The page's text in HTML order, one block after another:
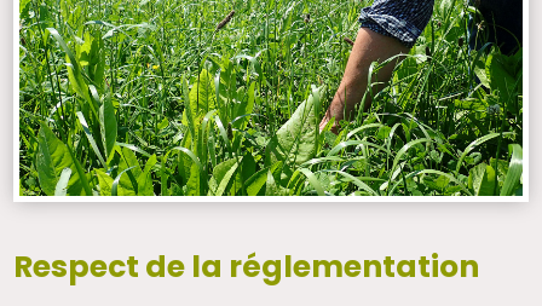
Respect de la réglementation